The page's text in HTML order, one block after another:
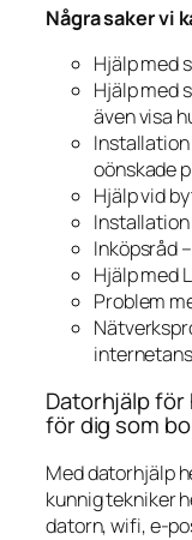
Några saker vi
Hjälp med
Hjälp med
även visa
oönskade
Hjälp vid
Inköpsråd
Hjälp med
Problem
Datorhjälp för
för dig som
Med datorhjälp
kunnig tekniker
datorn, wifi, e-